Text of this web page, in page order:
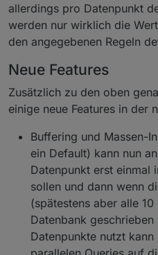
allerdings pro Datenpunkt
werden nur wirklich die
den angegebenen Regeln
Neue Features
Zusätzlich zu den oben
einige neue Features in der
Buffering und Massen-
ein Default) kann nun
Datenpunkt erst einmal
sollen und dann wenn
(spätestens aber alle
Datenbank
Datenpunkte nutzt